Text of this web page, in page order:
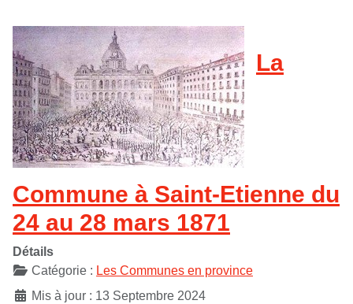
La
Commune à Saint-Etienne du
24 au 28 mars 1871
Détails
Catégorie : Les Communes en province
Mis à jour : 13 Septembre 2024